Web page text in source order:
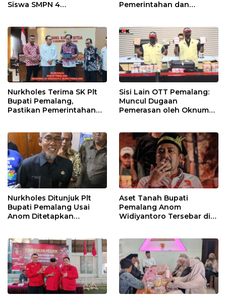
Siswa SMPN 4
Pemerintahan dan
Nurkholes Terima SK Plt
Bupati Pemalang,
Pastikan Pemerintahan
Sisi Lain OTT Pemalang:
Muncul Dugaan
Pemerasan oleh Oknum
Nurkholes Ditunjuk Plt
Bupati Pemalang Usai
Anom Ditetapkan
Aset Tanah Bupati
Pemalang Anom
Widiyantoro Tersebar di